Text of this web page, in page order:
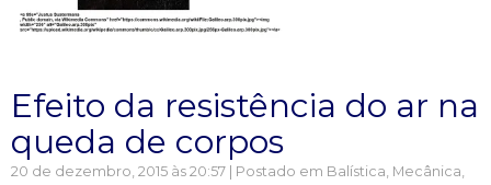
Efeito da resistência do ar na
queda de corpos
20 de dezembro, 2015 às 20:57 | Postado em Balística, Mecânica,